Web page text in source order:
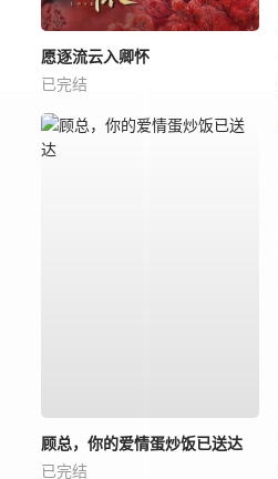
愿逐流云入卿怀
已完结
顾总，你的爱情蛋炒饭已送达
已完结